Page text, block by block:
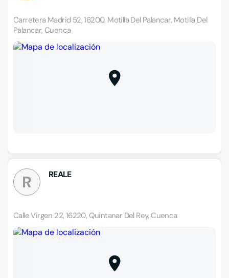
Carretera Madrid 52, 16200, Motilla Del Palancar, Motilla Del
Palancar, Cuenca
R REALE
Calle Virgen 22, 16220, Quintanar Del Rey, Cuenca